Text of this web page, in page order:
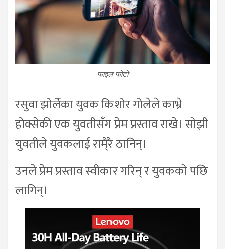
फाइल फोटो
रसुवा झोर्लेका युवक किशोर गोलेले काभ्रे
होक्सेकी एक युवतीसँग प्रेम प्रस्ताव राखे। सोझी
युवतीले युवकलाई रामै्रै ठानिन्।
उनले प्रेम प्रस्ताव स्वीकार गरिन् र युवकको पछि
लागिन्।